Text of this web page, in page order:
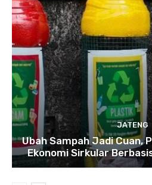
JATENG
Ubah Sampah Jadi Cuan,
Ekonomi Sirkular